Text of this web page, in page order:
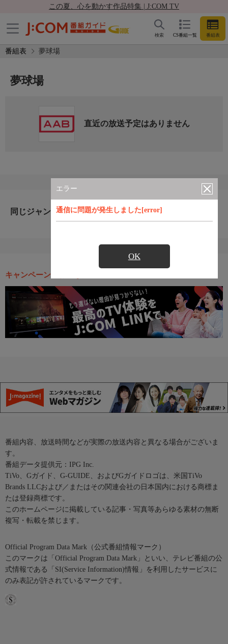
この夏、心を動かす作品特集 | J:COM TV
CS番組一覧 番組表
検索
番組表 夢球場
エラー
通信に問題が発生しました[error]
OK
夢球場
直近の放送予定はありません
同じジャンルのおすすめ番組
キャンペーン・お得な情報
番組内容、放送時間などが実際の放送内容と異なる場合がございま
す。
番組データ提供元：IPG Inc.
TiVo、Gガイド、G-GUIDE、およびGガイドロゴは、米国TiVo
Brands LLCおよび／またはその関連会社の日本国内における商標ま
たは登録商標です。
このホームページに掲載している記事・写真等あらゆる素材の無断
複写・転載を禁じます。
Official Program Data Mark（公式番組情報マーク）
このマークは「Official Program Data Mark」といい、テレビ番組の公
式情報である「SI(Service Information)情報」を利用したサービスに
のみ表記が許されているマークです。